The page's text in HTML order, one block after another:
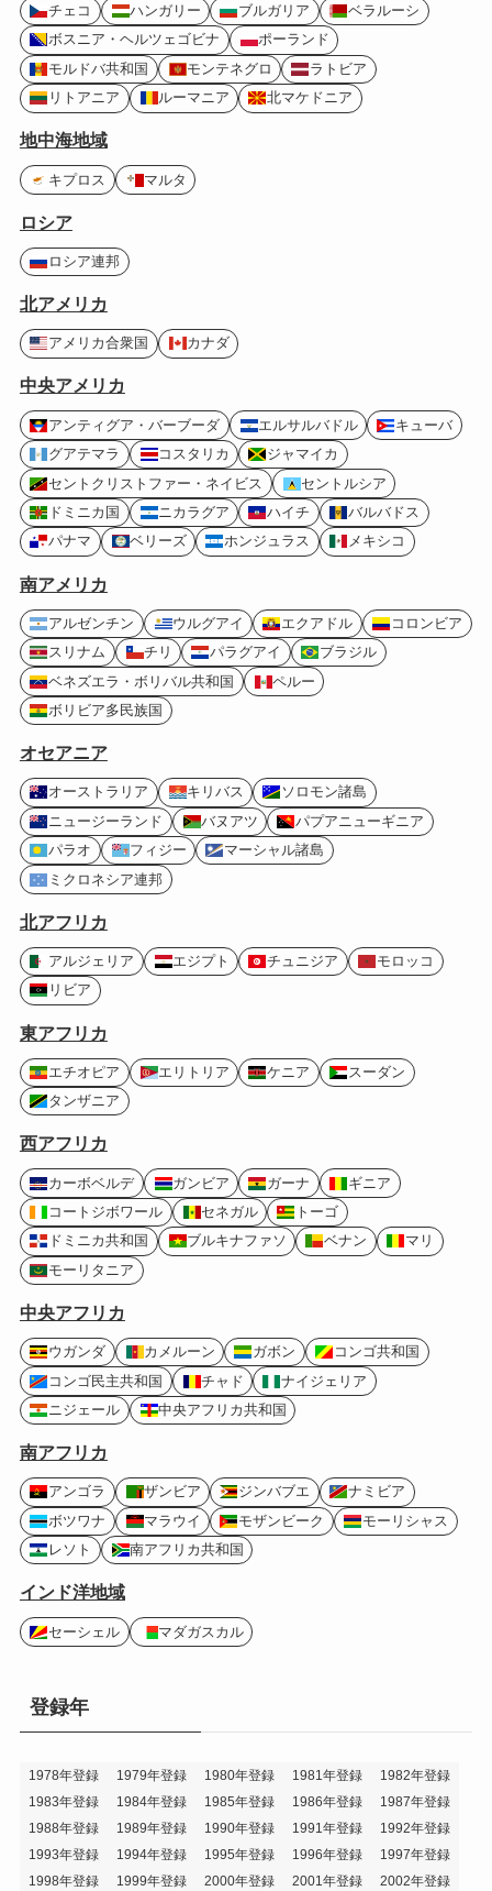
チェコ
ハンガリー ブルガリア
ベラルーシ
ボスニア・ヘルツェゴビナ
ポーランド
モルドバ共和国
モンテネグロ
ラトビア
リトアニア
ルーマニア 北マケドニア
地中海地域
キプロス マルタ
ロシア
ロシア連邦
北アメリカ
アメリカ合衆国 カナダ
中央アメリカ
アンティグア・バーブーダ エルサルバドル
キューバ
グアテマラ
コスタリカ
ジャマイカ
セントクリストファー・ネイビス
セントルシア
ドミニカ国
ニカラグア ハイチ
バルバドス
パナマ
ベリーズ ホンジュラス メキシコ
南アメリカ
アルゼンチン ウルグアイ エクアドル
コロンビア
スリナム
チリ パラグアイ
ブラジル
ベネズエラ・ボリバル共和国
ペルー
ボリビア多民族国
オセアニア
オーストラリア キリバス
ソロモン諸島
ニュージーランド
バヌアツ
パプアニューギニア
パラオ
フィジー
マーシャル諸島
ミクロネシア連邦
北アフリカ
アルジェリア エジプト チュニジア
モロッコ
リビア
東アフリカ
エチオピア エリトリア ケニア
スーダン
タンザニア
西アフリカ
カーボベルデ ガンビア ガーナ
ギニア
コートジボワール
セネガル
トーゴ
ドミニカ共和国
ブルキナファソ ベナン
マリ
モーリタニア
中央アフリカ
ウガンダ カメルーン ガボン
コンゴ共和国
コンゴ民主共和国
チャド
ナイジェリア
ニジェール
中央アフリカ共和国
南アフリカ
アンゴラ ザンビア ジンバブエ
ナミビア
ボツワナ
マラウイ モザンビーク
モーリシャス
レソト
南アフリカ共和国
インド洋地域
セーシェル マダガスカル
登録年
1978年登録 1979年登録 1980年登録 1981年登録
1982年登録
1983年登録
1984年登録 1985年登録 1986年登録
1987年登録
1988年登録
1989年登録 1990年登録 1991年登録
1992年登録
1993年登録
1994年登録 1995年登録 1996年登録
1997年登録
1998年登録
1999年登録 2000年登録 2001年登録 2002年登録